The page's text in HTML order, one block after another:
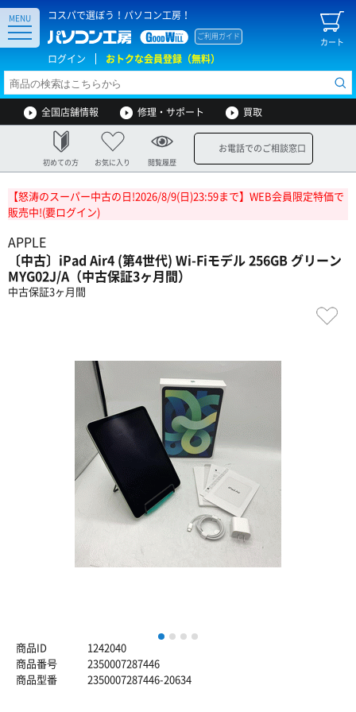
コスパで選ぼう！パソコン工房！
カート
ご利用ガイド
ログイン おトクな会員登録（無料）
MENU
全国店舗情報 修理・サポート 買取
初めての方 お気に入り 閲覧履歴
お電話でのご相談窓口
【怒涛のスーパー中古の日!2026/8/9(日)23:59まで】WEB会員限定特価で
販売中!(要ログイン)
APPLE
〔中古〕iPad Air4 (第4世代) Wi-Fiモデル 256GB グリーン
MYG02J/A（中古保証3ヶ月間）
中古保証3ヶ月間
1 2 3
商品ID
1242040
商品番号
2350007287446
商品型番
2350007287446-20634